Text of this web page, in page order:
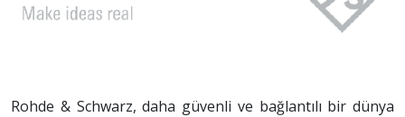
Rohde & Schwarz, daha güvenli ve bağlantılı bir dünya